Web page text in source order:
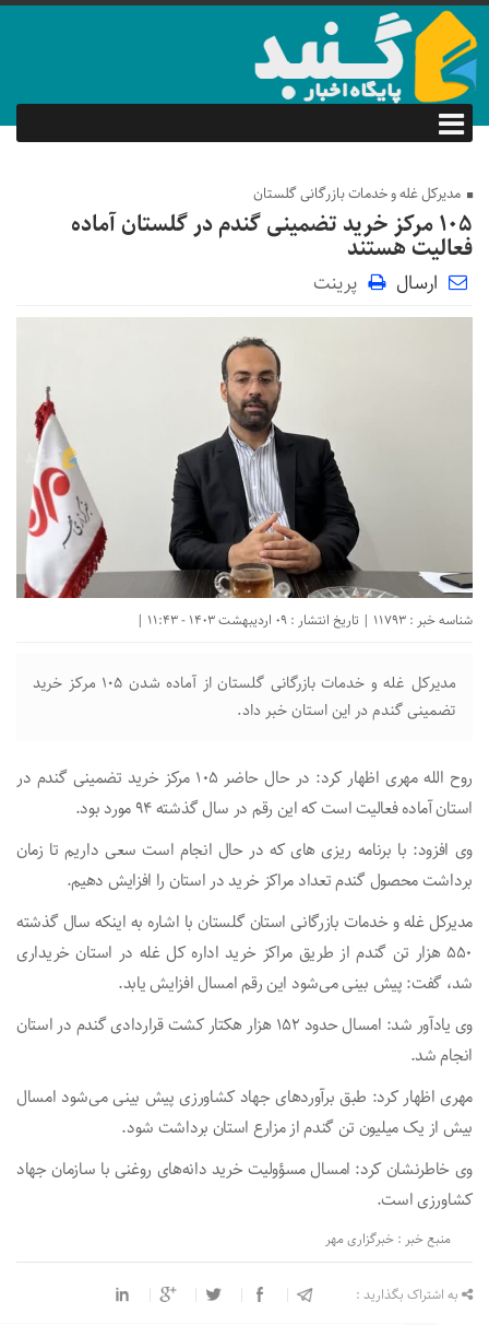
مدیرکل غله و خدمات بازرگانی گلستان
۱۰۵ مرکز خرید تضمینی گندم در گلستان آماده
فعالیت هستند
ارسال پرینت
شناسه خبر : 11793 | تاریخ انتشار : 09 اردیبهشت 1403 - 11:43 |
مدیرکل غله و خدمات بازرگانی گلستان از آماده شدن ۱۰۵ مرکز خرید
تضمینی گندم در این استان خبر داد.
روح الله مهری اظهار کرد: در حال حاضر ۱۰۵ مرکز خرید تضمینی گندم در
استان آماده فعالیت است که این رقم در سال گذشته ۹۴ مورد بود.
وی افزود: با برنامه ریزی های که در حال انجام است سعی داریم تا زمان
برداشت محصول گندم تعداد مراکز خرید در استان را افزایش دهیم.
مدیرکل غله و خدمات بازرگانی استان گلستان با اشاره به اینکه سال گذشته
۵۵۰ هزار تن گندم از طریق مراکز خرید اداره کل غله در استان خریداری
شد، گفت: پیش بینی می‌شود این رقم امسال افزایش یابد.
وی یادآور شد: امسال حدود ۱۵۲ هزار هکتار کشت قراردادی گندم در استان
انجام شد.
مهری اظهار کرد: طبق برآوردهای جهاد کشاورزی پیش بینی می‌شود امسال
بیش از یک میلیون تن گندم از مزارع استان برداشت شود.
وی خاطرنشان کرد: امسال مسؤولیت خرید دانه‌های روغنی با سازمان جهاد
کشاورزی است.
منبع خبر : خبرگزاری مهر
به اشتراک بگذارید :